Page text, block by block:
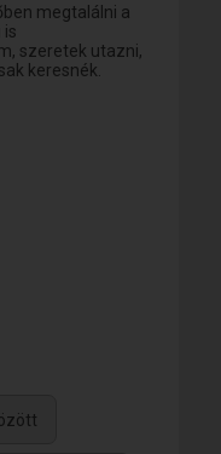
megtalálni a
is
szeretek utazni,
keresnék.